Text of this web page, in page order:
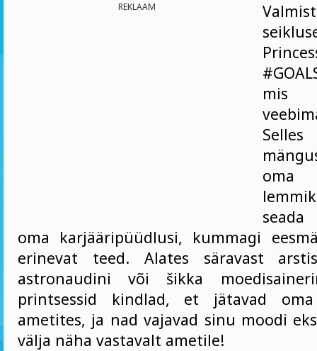
REKLAAM
mis
oma
oma karjääripüüdlusi, kummagi
erinevat teed. Alates säravast
astronaudini või šikka
printsessid kindlad, et jätavad
ametites, ja nad vajavad sinu moodi
välja näha vastavalt ametile!